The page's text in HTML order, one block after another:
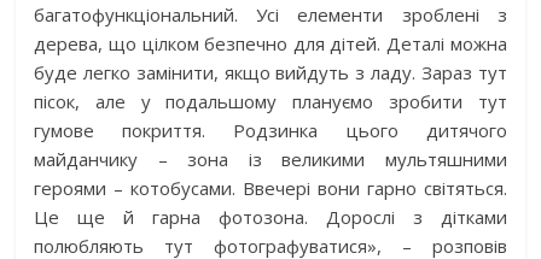
багатофункціональний. Усі елементи зроблені з
дерева, що цілком безпечно для дітей. Деталі можна
буде легко замінити, якщо вийдуть з ладу. Зараз тут
пісок, але у подальшому плануємо зробити тут
гумове покриття. Родзинка цього дитячого
майданчику – зона із великими мультяшними
героями – котобусами. Ввечері вони гарно світяться.
Це ще й гарна фотозона. Дорослі з дітками
полюбляють тут фотографуватися», – розповів